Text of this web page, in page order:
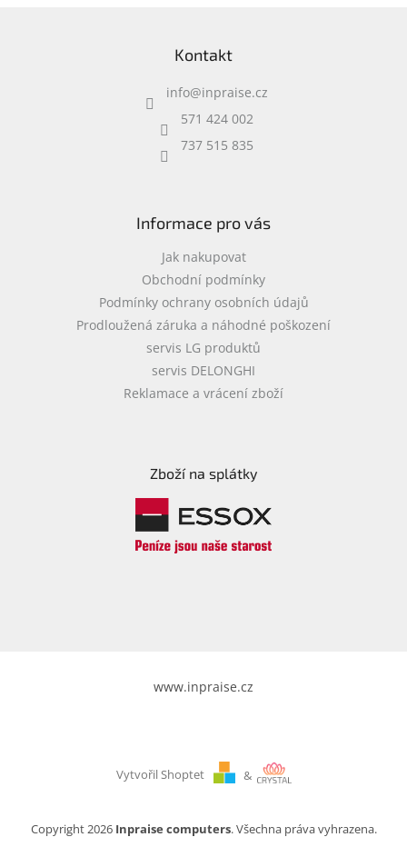
Kontakt
info@inpraise.cz
571 424 002
737 515 835
Informace pro vás
Jak nakupovat
Obchodní podmínky
Podmínky ochrany osobních údajů
Prodloužená záruka a náhodné poškození
servis LG produktů
servis DELONGHI
Reklamace a vrácení zboží
Zboží na splátky
www.inpraise.cz
Vytvořil Shoptet &
Copyright 2026 Inpraise computers. Všechna práva vyhrazena.